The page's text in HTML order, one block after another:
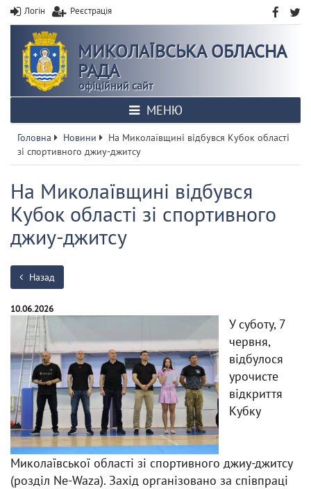
Логін Реєстрація
МИКОЛАЇВСЬКА ОБЛАСНА
РАДА
офіційний сайт
МЕНЮ
Головна Новини
На Миколаївщині відбувся Кубок області
зі спортивного джиу-джитсу
На Миколаївщині відбувся
Кубок області зі спортивного
джиу-джитсу
Назад
10.06.2026
У суботу, 7
червня,
відбулося
урочисте
відкриття
Кубку
Миколаївської області зі спортивного джиу-джитсу
(розділ Ne-Waza). Захід організовано за співпраці